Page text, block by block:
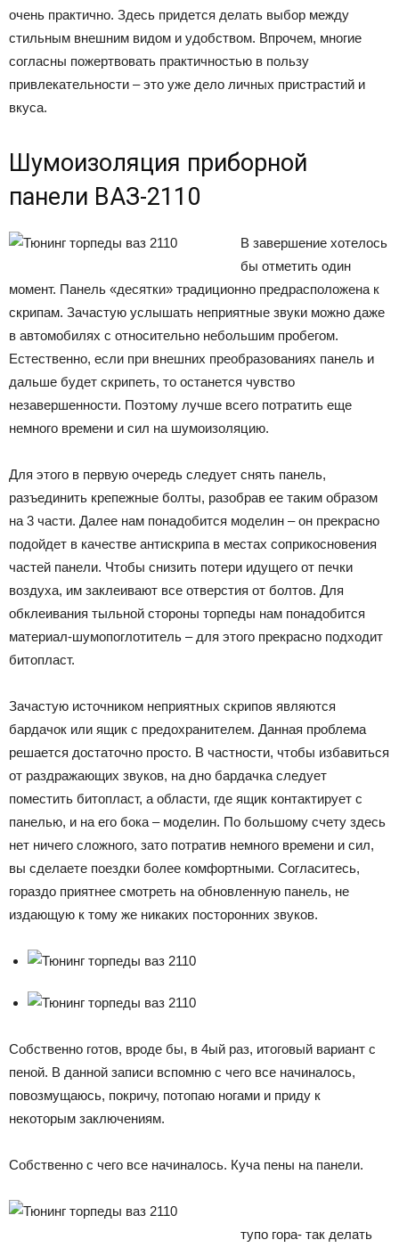
очень практично. Здесь придется делать выбор между
стильным внешним видом и удобством. Впрочем, многие
согласны пожертвовать практичностью в пользу
привлекательности – это уже дело личных пристрастий и
вкуса.
Шумоизоляция приборной
панели ВАЗ-2110
В завершение хотелось
бы отметить один
момент. Панель «десятки» традиционно предрасположена к
скрипам. Зачастую услышать неприятные звуки можно даже
в автомобилях с относительно небольшим пробегом.
Естественно, если при внешних преобразованиях панель и
дальше будет скрипеть, то останется чувство
незавершенности. Поэтому лучше всего потратить еще
немного времени и сил на шумоизоляцию.
Для этого в первую очередь следует снять панель,
разъединить крепежные болты, разобрав ее таким образом
на 3 части. Далее нам понадобится моделин – он прекрасно
подойдет в качестве антискрипа в местах соприкосновения
частей панели. Чтобы снизить потери идущего от печки
воздуха, им заклеивают все отверстия от болтов. Для
обклеивания тыльной стороны торпеды нам понадобится
материал-шумопоглотитель – для этого прекрасно подходит
битопласт.
Зачастую источником неприятных скрипов являются
бардачок или ящик с предохранителем. Данная проблема
решается достаточно просто. В частности, чтобы избавиться
от раздражающих звуков, на дно бардачка следует
поместить битопласт, а области, где ящик контактирует с
панелью, и на его бока – моделин. По большому счету здесь
нет ничего сложного, зато потратив немного времени и сил,
вы сделаете поездки более комфортными. Согласитесь,
гораздо приятнее смотреть на обновленную панель, не
издающую к тому же никаких посторонних звуков.
Собственно готов, вроде бы, в 4ый раз, итоговый вариант с
пеной. В данной записи вспомню с чего все начиналось,
повозмущаюсь, покричу, потопаю ногами и приду к
некоторым заключениям.
Собственно с чего все начиналось. Куча пены на панели.
тупо гора- так делать